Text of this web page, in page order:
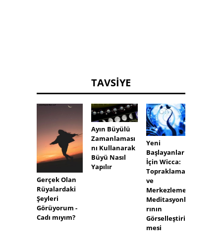
TAVSIYE
Gerçek Olan
Rüyalardaki
Şeyleri
Görüyorum -
Cadı mıyım?
Ayın Büyülü
Zamanlaması
nı Kullanarak
Büyü Nasıl
Yapılır
Yeni
Başlayanlar
İçin Wicca:
Topraklama
ve
Merkezleme
Meditasyonla
rının
Görselleştiril
mesi